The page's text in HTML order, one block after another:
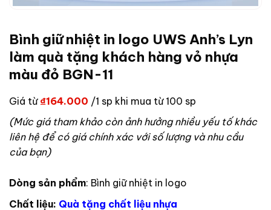
Bình giữ nhiệt in logo UWS Anh’s Lyn
làm quà tặng khách hàng vỏ nhựa
màu đỏ BGN-11
Giá từ ₫164.000 /1 sp khi mua từ 100 sp
(Mức giá tham khảo còn ảnh hưởng nhiều yếu tố khác
liên hệ để có giá chính xác với số lượng và nhu cầu
của bạn)
Dòng sản phẩm: Bình giữ nhiệt in logo
Chất liệu: Quà tặng chất liệu nhựa